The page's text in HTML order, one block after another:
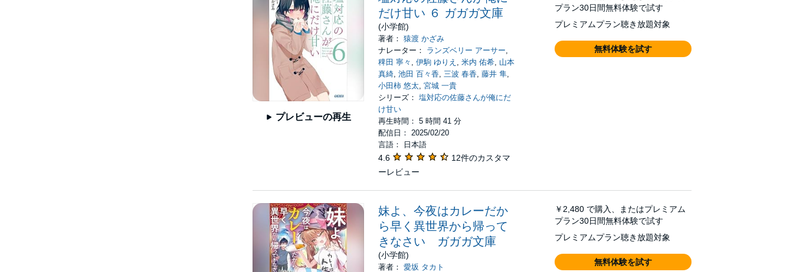
プレビューの再生
だけ甘い ６ ガガガ文庫
(小学館)
著者：猿渡 かざみ
ナレーター： ランズベリー アーサー,
稗田 寧々 ,伊駒 ゆりえ ,米内 佑希, 山本
真綺,池田 百々香,三波 春香,藤井 隼,
小田柿 悠太,宮城 一貴
シリーズ：塩対応の佐藤さんが俺にだ
け甘い
再生時間： 5 時間 41 分
配信日： 2025/02/20
言語： 日本語
4.6
12件のカスタマ
ーレビュー
プラン30日間無料体験で試す
プレミアムプラン聴き放題対象
無料体験を試す
妹よ、今夜はカレーだか
ら早く異世界から帰って
きなさい ガガガ文庫
(小学館)
著者：愛坂 タカト
￥2,480 で購入、またはプレミアム
プラン30日間無料体験で試す
プレミアムプラン聴き放題対象
無料体験を試す